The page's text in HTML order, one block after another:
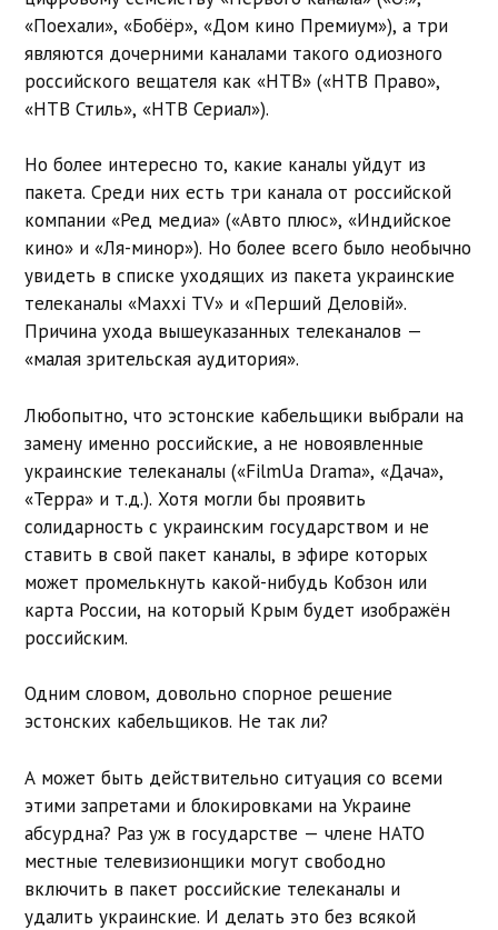
«Поехали», «Бобёр», «Дом кино Премиум»), а три
являются дочерними каналами такого одиозного
российского вещателя как «НТВ» («НТВ Право»,
«НТВ Стиль», «НТВ Сериал»).
Но более интересно то, какие каналы уйдут из
пакета. Среди них есть три канала от российской
компании «Ред медиа» («Авто плюс», «Индийское
кино» и «Ля-минор»). Но более всего было необычно
увидеть в списке уходящих из пакета украинские
телеканалы «Maxxi TV» и «Перший Деловiй».
Причина ухода вышеуказанных телеканалов —
«малая зрительская аудитория».
Любопытно, что эстонские кабельщики выбрали на
замену именно российские, а не новоявленные
украинские телеканалы («FilmUa Drama», «Дача»,
«Терра» и т.д.). Хотя могли бы проявить
солидарность с украинским государством и не
ставить в свой пакет каналы, в эфире которых
может промелькнуть какой-нибудь Кобзон или
карта России, на который Крым будет изображён
российским.
Одним словом, довольно спорное решение
эстонских кабельщиков. Не так ли?
А может быть действительно ситуация со всеми
этими запретами и блокировками на Украине
абсурдна? Раз уж в государстве — члене НАТО
местные телевизионщики могут свободно
включить в пакет российские телеканалы и
удалить украинские. И делать это без всякой